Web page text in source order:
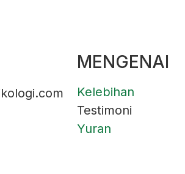
MENGENAI
Kelebihan
Testimoni
Yuran